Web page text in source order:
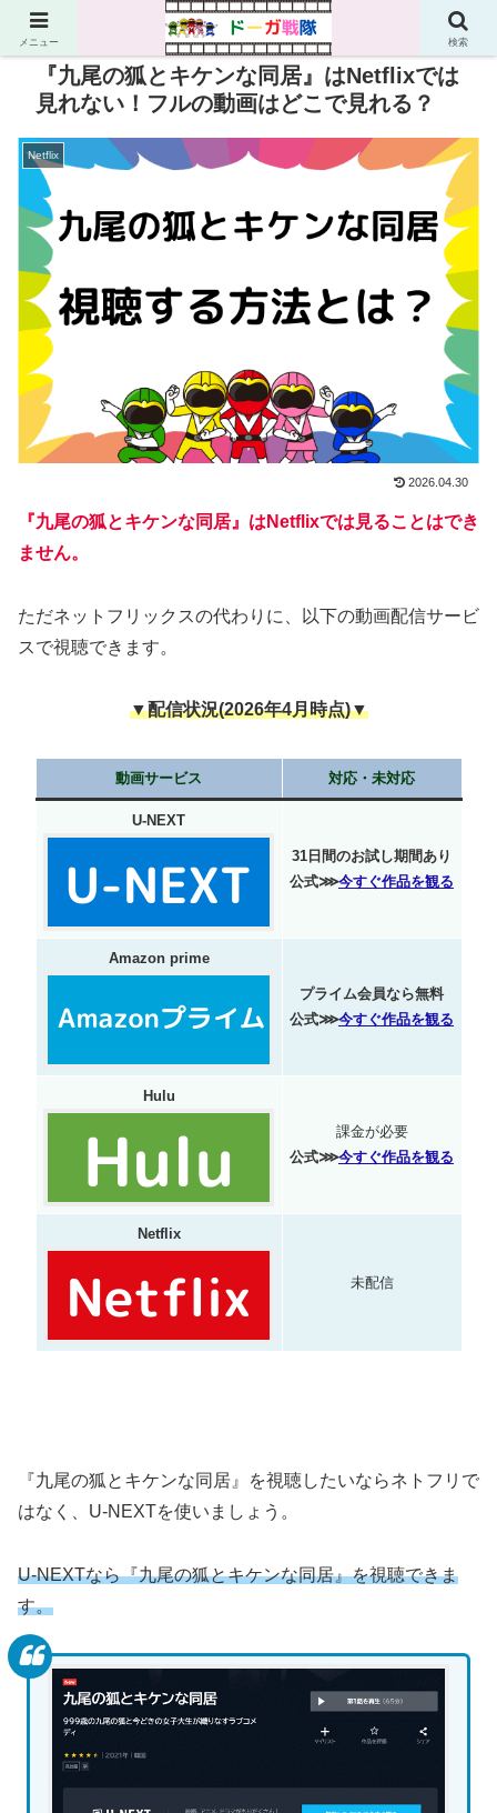
PR
『九尾の狐とキケンな同居』はNetflixでは
見れない！フルの動画はどこで見れる？
Netflix
2026.04.30
『九尾の狐とキケンな同居』はNetflixでは見ることはでき
ません。
ただネットフリックスの代わりに、以下の動画配信サービ
スで視聴できます。
▼配信状況(2026年4月時点)▼
動画サービス 対応・未対応
U-NEXT
31日間のお試し期間あり
公式⋙今すぐ作品を観る
Amazon prime
プライム会員なら無料
公式⋙今すぐ作品を観る
Hulu
課金が必要
公式⋙今すぐ作品を観る
Netflix
未配信
『九尾の狐とキケンな同居』を視聴したいならネトフリで
はなく、U-NEXTを使いましょう。
U-NEXTなら『九尾の狐とキケンな同居』を視聴できま
す。
メニュー 検索